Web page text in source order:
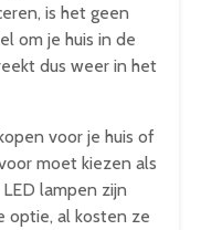
is het geen
om je huis in de
dus weer in het
voor je huis of
moet kiezen als
lampen zijn
optie, al kosten ze